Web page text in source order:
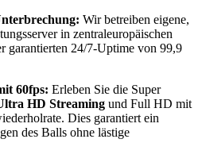
Wir betreiben eigene,
in zentraleuropäischen
garantierten 24/7-Uptime von 99,9
60fps: Erleben Sie die Super
HD Streaming und Full HD mit
Dies garantiert ein
des Balls ohne lästige